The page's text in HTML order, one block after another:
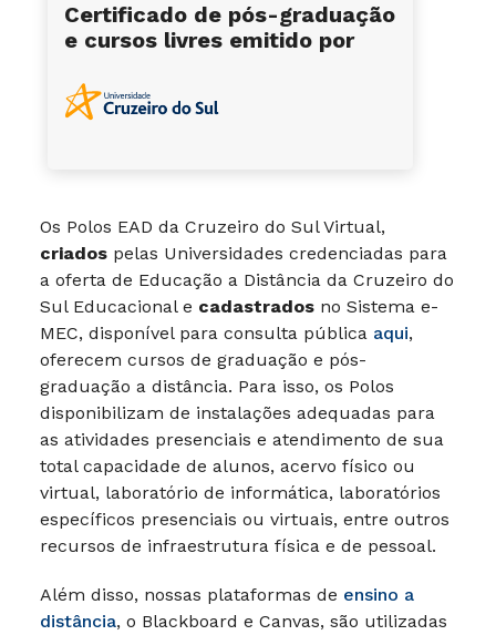
Os Polos EAD da Cruzeiro do Sul Virtual,
criados pelas Universidades credenciadas para
a oferta de Educação a Distância da Cruzeiro do
Sul Educacional e cadastrados no Sistema e-
MEC, disponível para consulta pública aqui,
oferecem cursos de graduação e pós-
graduação a distância. Para isso, os Polos
disponibilizam de instalações adequadas para
as atividades presenciais e atendimento de sua
total capacidade de alunos, acervo físico ou
virtual, laboratório de informática, laboratórios
específicos presenciais ou virtuais, entre outros
recursos de infraestrutura física e de pessoal.
Além disso, nossas plataformas de ensino a
distância, o Blackboard e Canvas, são utilizadas
Certificado de pós-graduação
e cursos livres emitido por